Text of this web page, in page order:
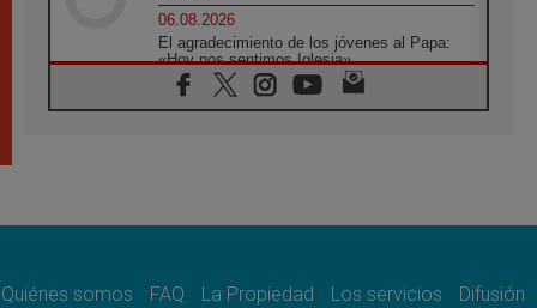
06.08.2026
El agradecimiento de los jóvenes al Papa:
«Hoy nos sentimos Iglesia»
06.08.2026
Líbano: Reanudan los coloquios en Roma en
paz
Quiénes somos FAQ La Propiedad Los servicios Difusión